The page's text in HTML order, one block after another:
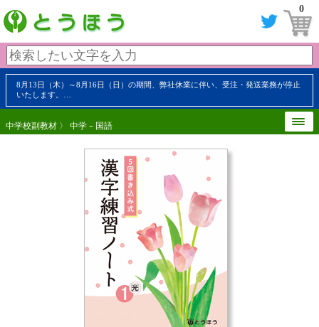
0
8月13日（木）～8月16日（日）の期間、弊社休業に伴い、受注・発送業務が停止
いたします。…
中学校副教材 〉 中学－国語